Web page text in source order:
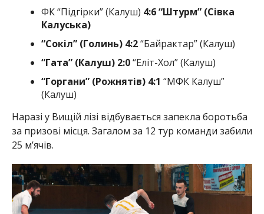
ФК “Підгірки” (Калуш) 4:6 “Штурм” (Сівка
Калуська)
“Сокіл” (Голинь) 4:2“Байрактар” (Калуш)
“Гата” (Калуш) 2:0“Еліт-Хол” (Калуш)
“Горгани” (Рожнятів) 4:1 “МФК Калуш”
(Калуш)
Наразі у Вищій лізі відбувається запекла боротьба
за призові місця. Загалом за 12 тур команди забили
25 мʼячів.